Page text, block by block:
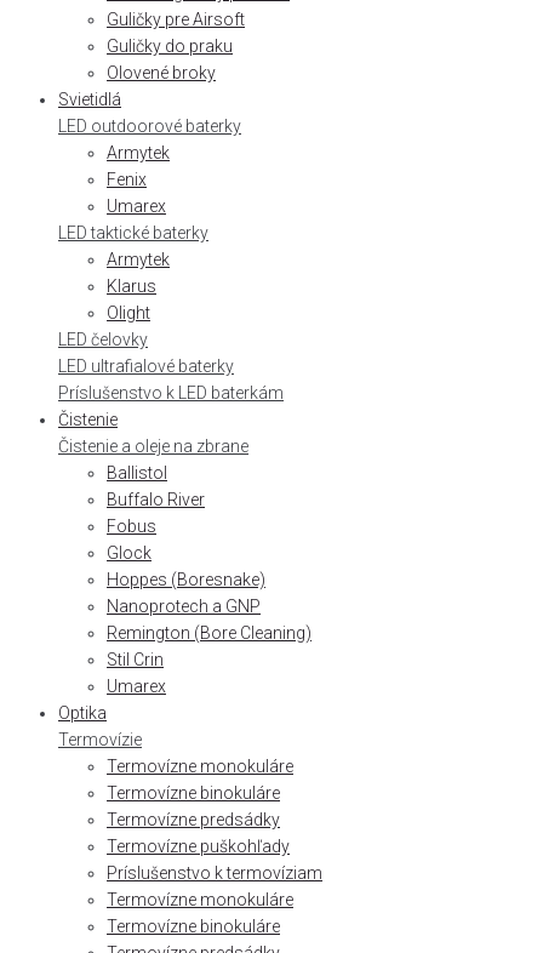
Guličky pre Airsoft
Guličky do praku
Olovené broky
Svietidlá
LED outdoorové baterky
Armytek
Fenix
Umarex
LED taktické baterky
Armytek
Klarus
Olight
LED čelovky
LED ultrafialové baterky
Príslušenstvo k LED baterkám
Čistenie
Čistenie a oleje na zbrane
Ballistol
Buffalo River
Fobus
Glock
Hoppes (Boresnake)
Nanoprotech a GNP
Remington (Bore Cleaning)
Stil Crin
Umarex
Optika
Termovízie
Termovízne monokuláre
Termovízne binokuláre
Termovízne predsádky
Termovízne puškohľady
Príslušenstvo k termovíziam
Termovízne monokuláre
Termovízne binokuláre